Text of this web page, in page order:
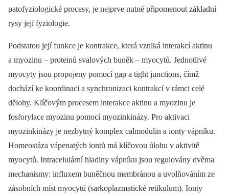
patofyziologické procesy, je nejprve nutné připomenout základní
rysy její fyziologie.
Podstatou její funkce je kontrakce, která vzniká interakcí aktinu
a myozinu –⁠ proteinů svalových buněk –⁠ myocytů. Jednotlivé
myocyty jsou propojeny pomocí gap a tight junctions, čímž
dochází ke koordinaci a synchronizaci kontrakcí v rámci celé
dělohy. Klíčovým procesem interakce aktinu a myozinu je
fosforylace myozinu pomocí myozinkinázy. Pro aktivaci
myozinkinázy je nezbytný komplex calmodulin a ionty vápníku.
Homeostáza vápenatých iontů má klíčovou úlohu v aktivitě
myocytů. Intracelulární hladiny vápníku jsou regulovány dvěma
mechanismy: influxem buněčnou membránou a uvolňováním ze
zásobních míst myocytů (sarkoplazmatické retikulum). Ionty